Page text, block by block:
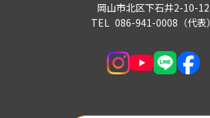
岡山市北区下石井2-10-12
TEL 086-941-0008 （代表）
OHKスポーツ振興財団香川